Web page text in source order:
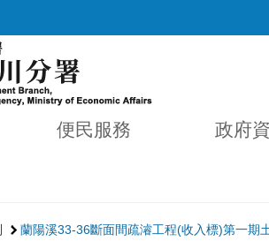
便民服務 政府
蘭陽溪33-36斷面間疏濬工程(收入標)第一期